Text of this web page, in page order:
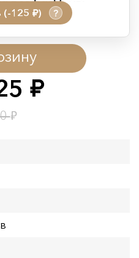
руб.
₽
(-125 руб.) ?
08.08.2026 00:01
09.08.2026 23:59